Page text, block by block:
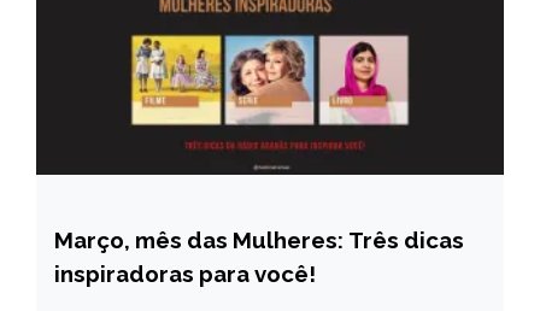
ENTRETENIMENTO
Março, mês das Mulheres: Três dicas
inspiradoras para você!